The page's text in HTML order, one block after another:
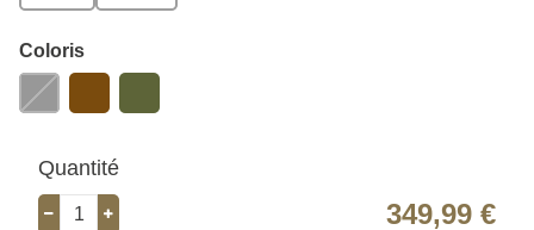
Coloris
Quantité
349,99 €